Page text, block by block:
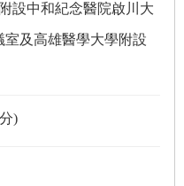
設中和紀念醫院啟川大
室及高雄醫學大學附設
)